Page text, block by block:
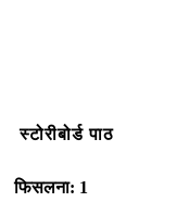
स्टोरीबोर्ड पाठ
फिसलना: 1